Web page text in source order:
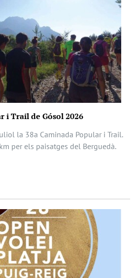
i Trail de Gósol 2026
la 38a Caminada Popular i Trail.
per els paisatges del Berguedà.